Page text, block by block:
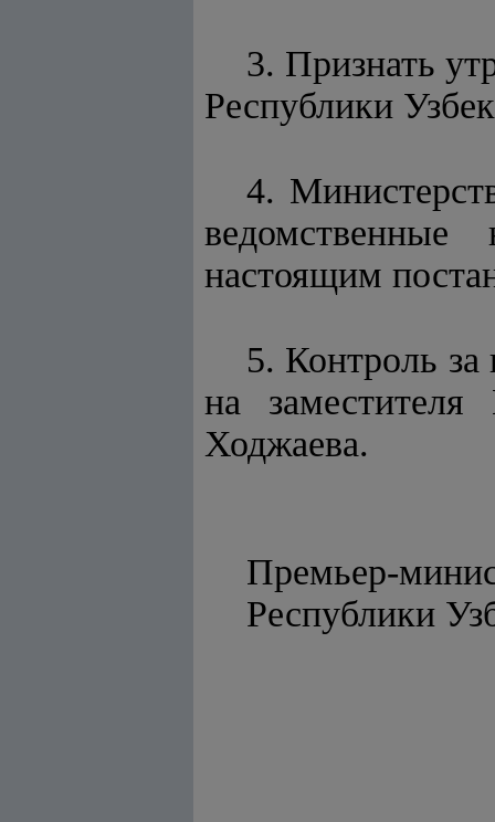
3. Признать
Республики
4.
настоящим
5. Контроль за
на
Ходжаева.
Премьер-